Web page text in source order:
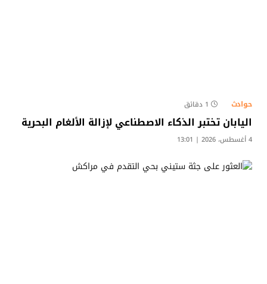
حوادث 1 دقائق
اليابان تختبر الذكاء الاصطناعي لإزالة الألغام البحرية
4 أغسطس، 2026 | 13:01